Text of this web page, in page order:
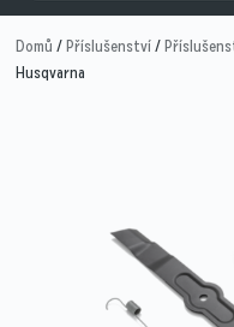
Domů /Příslušenství/
Husqvarna